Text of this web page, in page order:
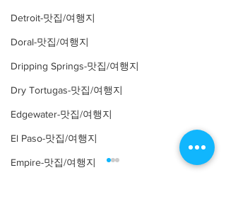
Detroit-맛집/여행지
Doral-맛집/여행지
Dripping Springs-맛집/여행지
Dry Tortugas-맛집/여행지
Edgewater-맛집/여행지
El Paso-맛집/여행지
Empire-맛집/여행지